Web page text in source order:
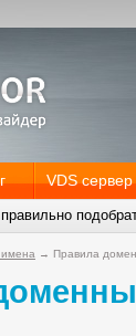
VDS сервер
правильно
→ Правила